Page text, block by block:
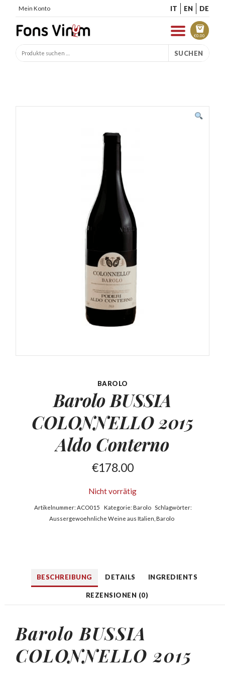
Mein Konto IT EN DE
€0.00
SUCHEN
BAROLO
Barolo BUSSIA
COLONNELLO2015
Aldo Conterno
€178.00
Nicht vorrätig
Artikelnummer:ACO015 Kategorie: Barolo Schlagwörter:
Aussergewoehnliche Weine aus Italien ,Barolo
BESCHREIBUNG DETAILS INGREDIENTS
REZENSIONEN (0)
Barolo BUSSIA
COLONNELLO 2015